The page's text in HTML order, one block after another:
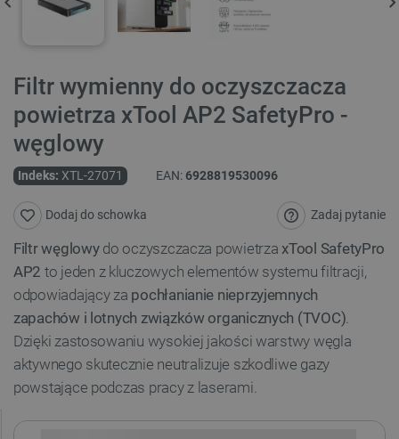
Filtr wymienny do oczyszczacza
powietrza xTool AP2 SafetyPro -
węglowy
Indeks: XTL-27071 EAN:6928819530096
Zadaj pytanie
Dodaj do schowka
Filtr węglowydo oczyszczacza powietrzaxTool SafetyPro
AP2 to jeden z kluczowych elementów systemu filtracji,
odpowiadający za pochłanianie nieprzyjemnych
zapachów i lotnych związków organicznych (TVOC).
Dzięki zastosowaniu wysokiej jakości warstwy węgla
aktywnego skutecznie neutralizuje szkodliwe gazy
powstające podczas pracy z laserami.